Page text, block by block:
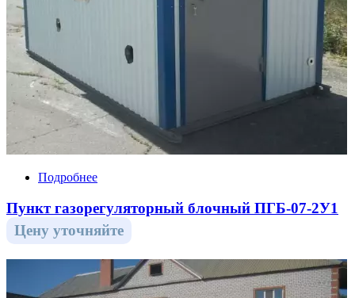
Подробнее
Пункт газорегуляторный блочный ПГБ-07-2У1
Цену уточняйте